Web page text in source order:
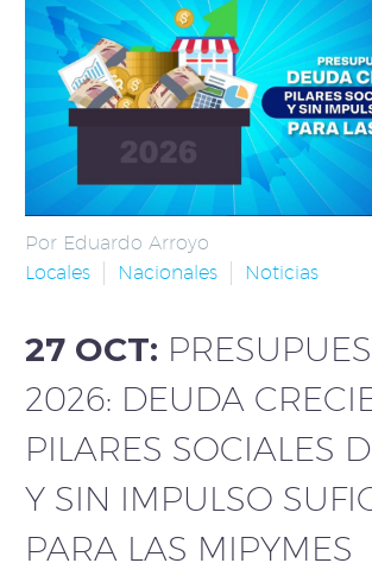
Por Eduardo Arroyo
Locales
Nacionales Noticias
27 OCT:
2026: DEUDA
PILARES SOCIALES
Y SIN IMPULSO
PARA LAS MIPYMES